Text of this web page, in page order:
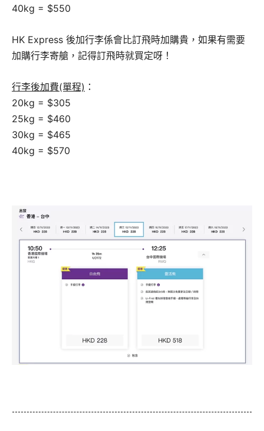
40kg = $550
HK Express 後加行李係會比訂飛時加購貴，如果有需要
加購行李寄艙，記得訂飛時就買定呀！
行李後加費(單程) ：
20kg = $305
25kg = $460
30kg = $465
40kg = $570